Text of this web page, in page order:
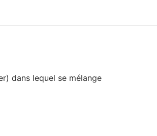
dans lequel se mélange